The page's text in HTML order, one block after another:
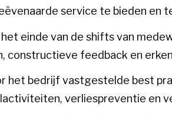
service te bieden en
einde van de shifts van
constructieve feedback en
het bedrijf vastgestelde best
verliespreventie en